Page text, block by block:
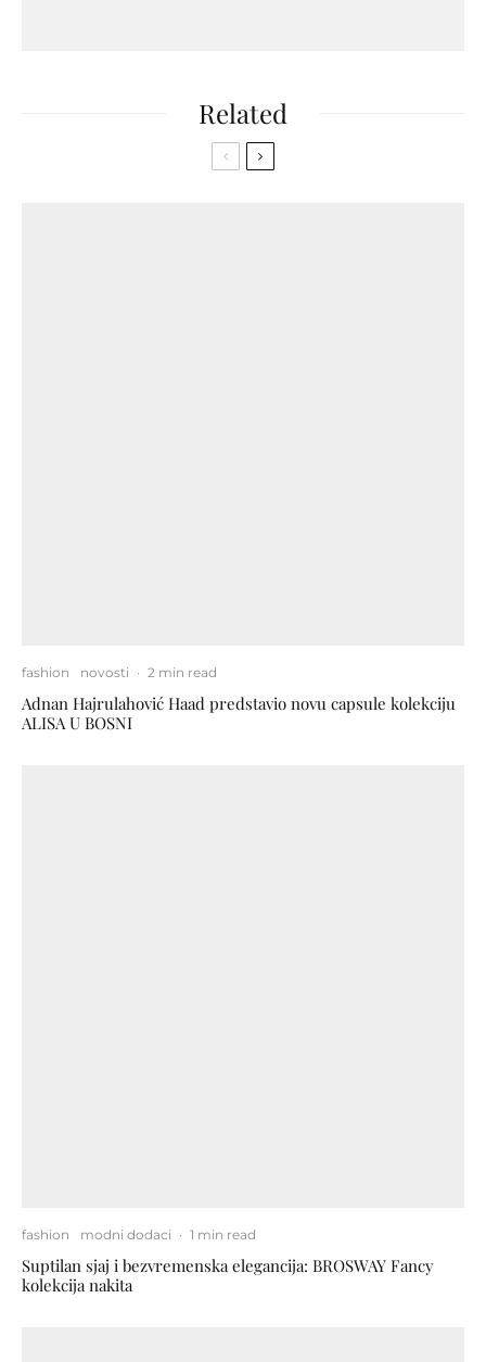
Related
fashion novosti · 2 min read
Adnan Hajrulahović Haad predstavio novu capsule kolekciju
ALISA U BOSNI
fashion modni dodaci · 1 min read
Suptilan sjaj i bezvremenska elegancija: BROSWAY Fancy
kolekcija nakita